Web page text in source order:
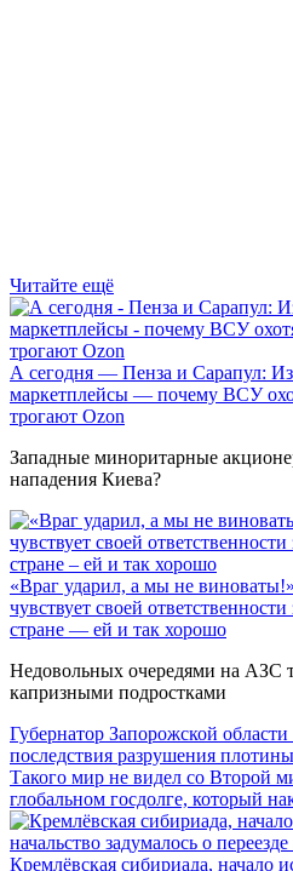
Читайте ещё
А сегодня — Пенза и Сарапул:
маркетплейсы — почему ВСУ
трогают Оzon
Западные миноритарные
нападения Киева?
«Враг ударил, а мы не
чувствует своей
стране — ей и так хорошо
Недовольных очередями на АЗС
капризными подростками
Губернатор Запорожской
последствия разрушения
Такого мир не видел со Второй
глобальном госдолге, который
Кремлёвская сибириада, начало